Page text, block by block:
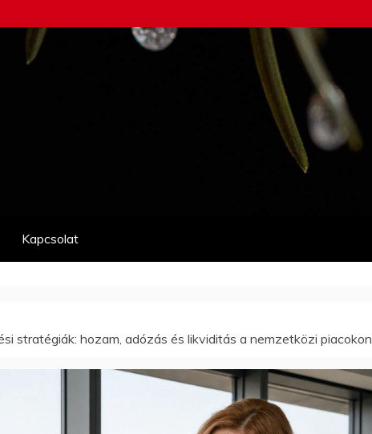
Kapcsolat
stratégiák: hozam, adózás és likviditás a nemzetközi piacokon